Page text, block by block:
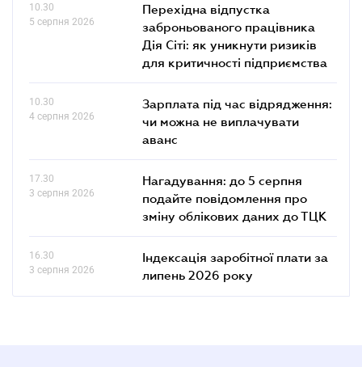
10.30
5 серпня 2026
Перехідна відпустка
заброньованого працівника
Дія Сіті: як уникнути ризиків
для критичності підприємства
10.30
4 серпня 2026
Зарплата під час відрядження:
чи можна не виплачувати
аванс
17.30
3 серпня 2026
Нагадування: до 5 серпня
подайте повідомлення про
зміну облікових даних до ТЦК
16.30
3 серпня 2026
Індексація заробітної плати за
липень 2026 року